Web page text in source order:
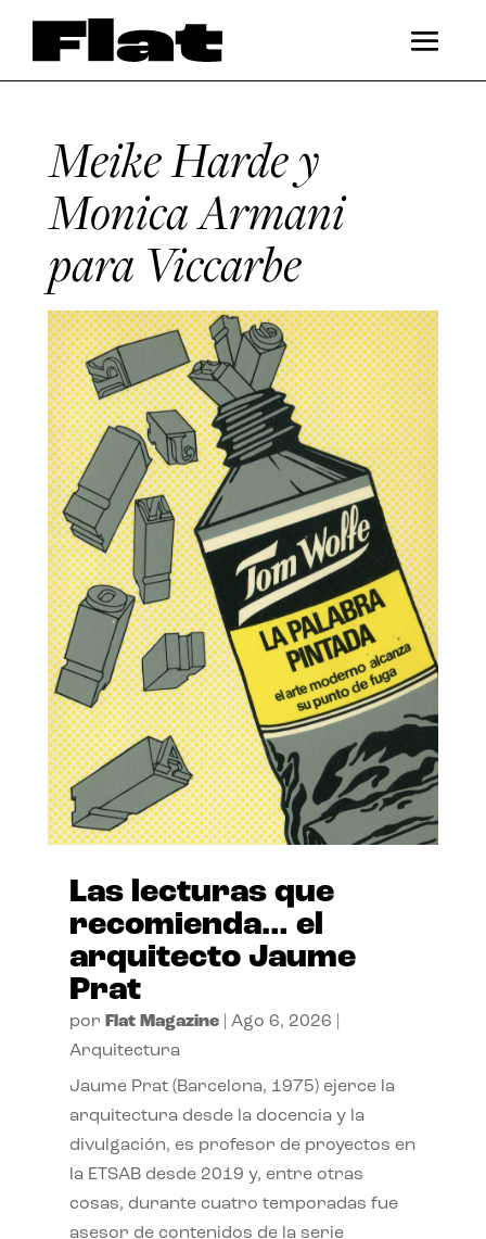
Meike Harde y
Monica Armani
para Viccarbe
Las lecturas que
recomienda… el
arquitecto Jaume
Prat
por Flat Magazine| Ago 6, 2026
Arquitectura
Jaume Prat (Barcelona, 1975) ejerce la
arquitectura desde la docencia y la
divulgación, es profesor de proyectos en
la ETSAB desde 2019 y, entre otras
cosas, durante cuatro temporadas fue
asesor de contenidos de la serie